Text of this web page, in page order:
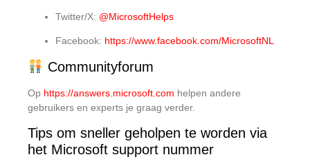
Twitter/X: @MicrosoftHelps
Facebook: https://www.facebook.com/MicrosoftNL
Communityforum
Op https://answers.microsoft.com helpen andere
gebruikers en experts je graag verder.
Tips om sneller geholpen te worden via
het Microsoft support nummer